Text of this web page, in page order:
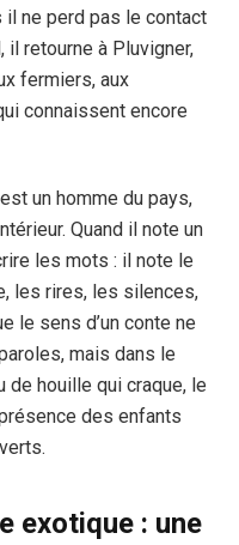
il ne perd pas le contact
il retourne à Pluvigner,
fermiers, aux
connaissent encore
un homme du pays,
Quand il note un
les mots : il note le
les rires, les silences,
le sens d’un conte ne
mais dans le
houille qui craque, le
des enfants
exotique : une